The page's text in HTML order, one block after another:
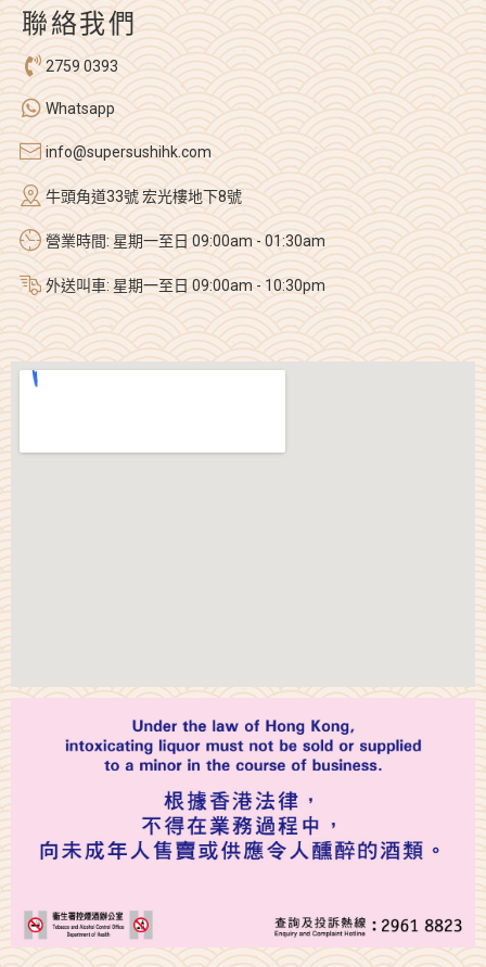
聯絡我們
2759 0393
Whatsapp
info@supersushihk.com
牛頭角道33號 宏光樓地下8號
營業時間: 星期一至日 09:00am - 01:30am
外送叫車: 星期一至日 09:00am - 10:30pm